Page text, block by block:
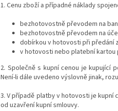
1. Cenu zboží a případné náklady
bezhotovostně převodem na
bezhotovostně převodem na
dobírkou v hotovosti při předání
v hotovosti nebo platební kartou
2. Společně s kupní cenou je kupující
Není-li dále uvedeno výslovně jinak,
3. V případě platby v hotovosti je kupní
od uzavření kupní smlouvy.